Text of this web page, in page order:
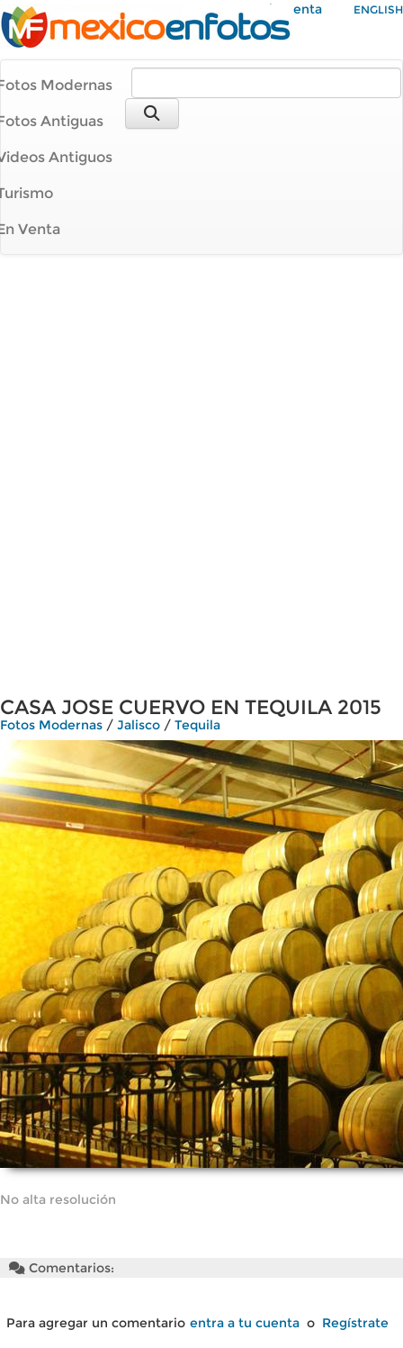
Mi Cuenta ENGLISH
Modernas
Antiguas
Antiguos
Venta
CASA JOSE CUERVO EN TEQUILA 2015
Fotos Modernas / Jalisco / Tequila
No alta resolución
Comentarios:
Para agregar un comentario entra a tu cuenta o Regístrate